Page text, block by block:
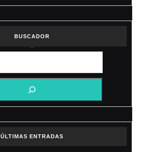
BUSCADOR
ÚLTIMAS ENTRADAS